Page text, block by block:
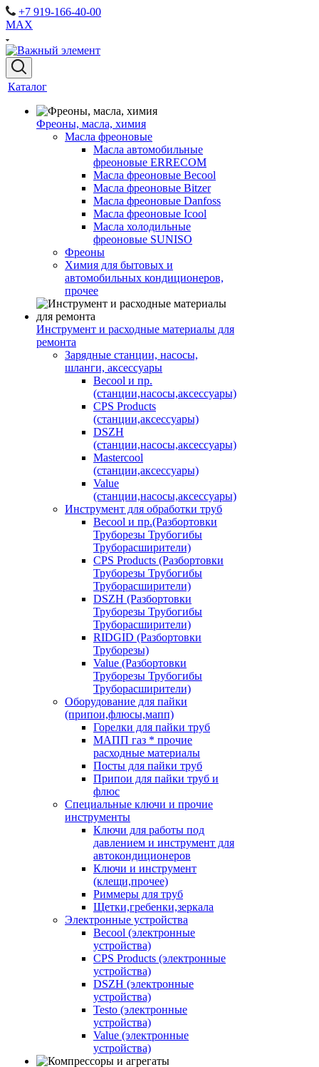
+7 919-166-40-00
MAX
Каталог
Фреоны, масла, химия
Масла фреоновые
Масла автомобильные
фреоновые ERRECOM
Масла фреоновые Becool
Масла фреоновые Bitzer
Масла фреоновые Danfoss
Масла фреоновые Icool
Масла холодильные
фреоновые SUNISO
Фреоны
Химия для бытовых и
автомобильных кондиционеров,
прочее
Инструмент и расходные материалы для
ремонта
Зарядные станции, насосы,
шланги, аксессуары
Becool и пр.
(станции,насосы,аксессуары)
CPS Products
(станции,аксессуары)
DSZH
(станции,насосы,аксессуары)
Mastercool
(станции,аксессуары)
Value
(станции,насосы,аксессуары)
Инструмент для обработки труб
Becool и пр.(Разбортовки
Труборезы Трубогибы
Труборасширители)
CPS Products (Разбортовки
Труборезы Трубогибы
Труборасширители)
DSZH (Разбортовки
Труборезы Трубогибы
Труборасширители)
RIDGID (Разбортовки
Труборезы)
Value (Разбортовки
Труборезы Трубогибы
Труборасширители)
Оборудование для пайки
(припои,флюсы,мапп)
Горелки для пайки труб
МАПП газ * прочие
расходные материалы
Посты для пайки труб
Припои для пайки труб и
флюс
Специальные ключи и прочие
инструменты
Ключи для работы под
давлением и инструмент для
автокондиционеров
Ключи и инструмент
(клещи,прочее)
Риммеры для труб
Щетки,гребенки,зеркала
Электронные устройства
Becool (электронные
устройства)
CPS Products (электронные
устройства)
DSZH (электронные
устройства)
Testo (электронные
устройства)
Value (электронные
устройства)